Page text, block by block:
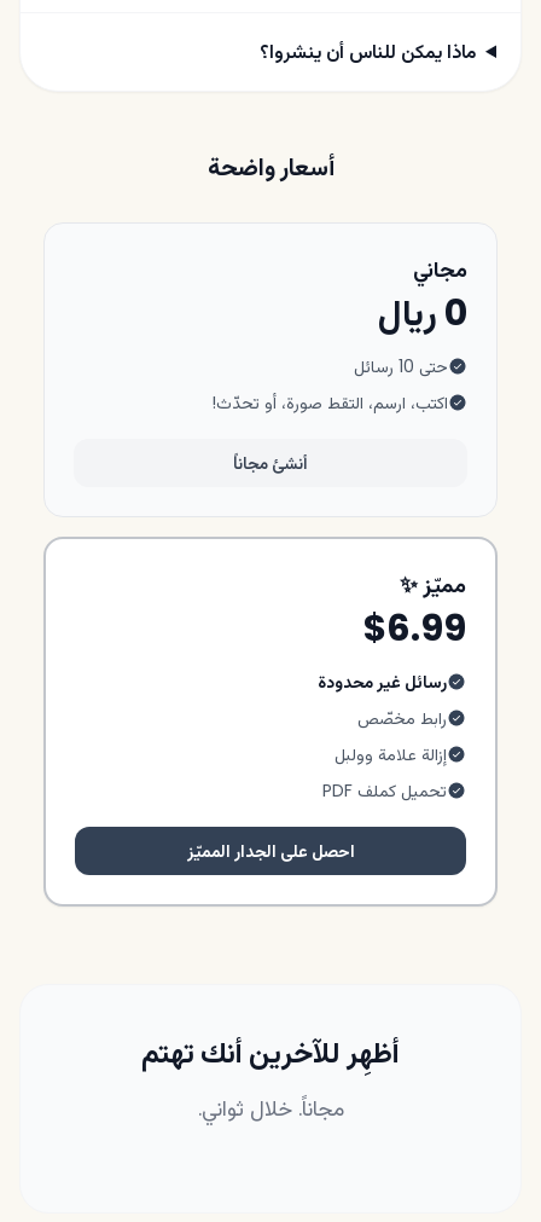
ماذا يمكن للناس أن ينشروا؟
أسعار واضحة
مجاني
0 ريال
حتى 10 رسائل
اكتب، ارسم، التقط صورة، أو تحدّث!
أنشئ مجاناً
مميّز ✨
$6.99
رسائل غير محدودة
رابط مخصّص
إزالة علامة وولبل
تحميل كملف PDF
احصل على الجدار المميّز
أظهِر للآخرين أنك تهتم
مجاناً. خلال ثواني.